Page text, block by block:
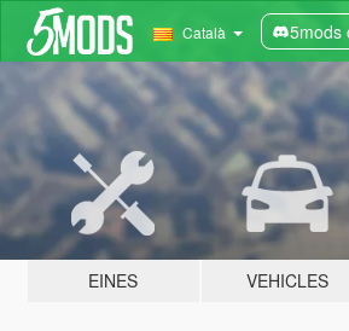
Català 5mods
EINES VEHICLES